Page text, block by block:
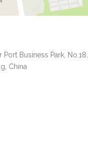
Business Park,
China